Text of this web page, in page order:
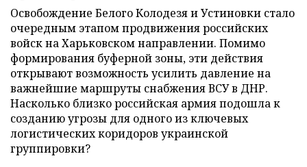
Освобождение Белого Колодезя и Устиновки стало
очередным этапом продвижения российских
войск на Харьковском направлении. Помимо
формирования буферной зоны, эти действия
открывают возможность усилить давление на
важнейшие маршруты снабжения ВСУ в ДНР.
Насколько близко российская армия подошла к
созданию угрозы для одного из ключевых
логистических коридоров украинской
группировки?